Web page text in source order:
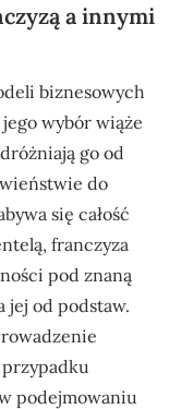
a innymi
biznesowych
wybór wiąże
go od
do
się całość
franczyza
pod znaną
jej od podstaw.
podejmowaniu